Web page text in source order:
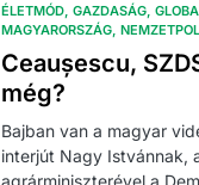
ÉLETMÓD GAZDASÁG
MAGYARORSZÁG
Ceaușescu,
még?
Bajban van a magyar
interjút Nagy Istvánnak,
agrárminiszterével a